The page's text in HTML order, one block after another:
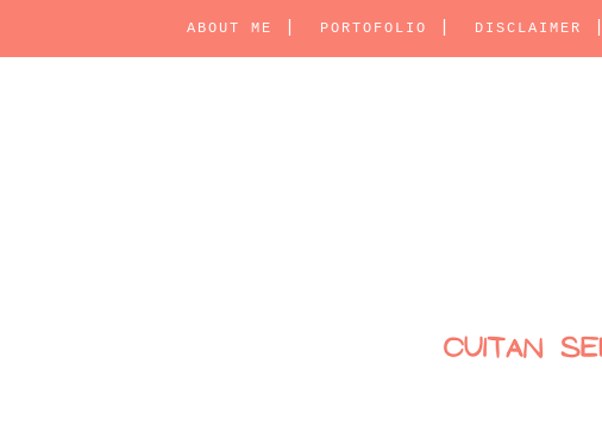
ABOUT ME PORTOFOLIO DISCLAIMER